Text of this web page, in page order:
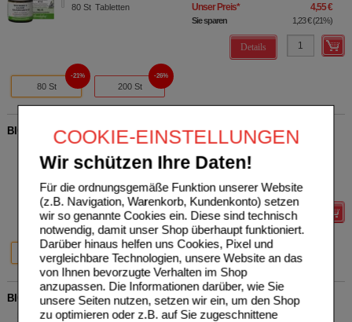
COOKIE-EINSTELLUNGEN
Wir schützen Ihre Daten!
Für die ordnungsgemäße Funktion unserer Website
(z.B. Navigation, Warenkorb, Kundenkonto) setzen
wir so genannte Cookies ein. Diese sind technisch
notwendig, damit unser Shop überhaupt funktioniert.
Darüber hinaus helfen uns Cookies, Pixel und
vergleichbare Technologien, unsere Website an das
von Ihnen bevorzugte Verhalten im Shop
anzupassen. Die Informationen darüber, wie Sie
unsere Seiten nutzen, setzen wir ein, um den Shop
zu optimieren oder z.B. auf Sie zugeschnittene
80 St Tabletten Unser Preis* 4,55 €
Sie sparen 1,23 €(21%)
Details
80 St
21%
200 St
26%
BIOCHEMIE 6 Kalium sulfuricum D 6 Tabletten
05955910
UVP**
Sie sparen 2,64 €
Details
44%
400 St
20%
1000 St
39%
BIOCHEMIE Pflüger 6 Kalium sulfuricum D 6 Tabl.
Homöopathisches